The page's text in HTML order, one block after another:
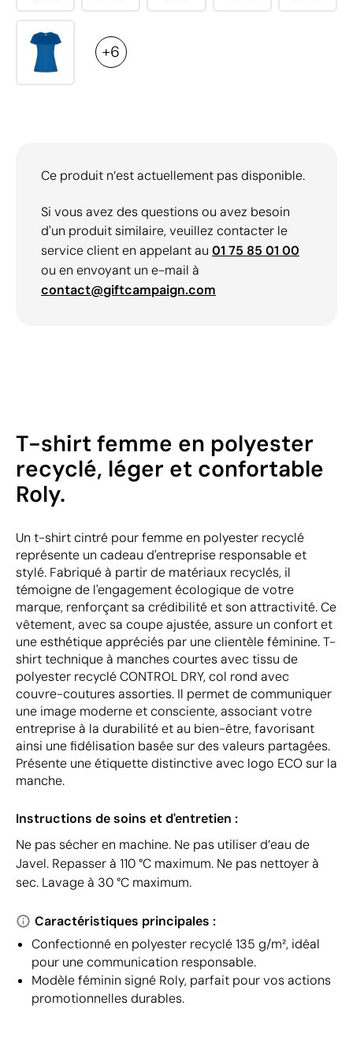
+6
Ce produit n’est actuellement pas disponible.
Si vous avez des questions ou avez besoin
d'un produit similaire, veuillez contacter le
service client en appelant au 01 75 85 01 00
ou en envoyant un e-mail à
contact@giftcampaign.com
T-shirt femme en polyester
recyclé, léger et confortable
Roly.
Un t-shirt cintré pour femme en polyester recyclé
représente un cadeau d'entreprise responsable et
stylé. Fabriqué à partir de matériaux recyclés, il
témoigne de l'engagement écologique de votre
marque, renforçant sa crédibilité et son attractivité. Ce
vêtement, avec sa coupe ajustée, assure un confort et
une esthétique appréciés par une clientèle féminine. T-
shirt technique à manches courtes avec tissu de
polyester recyclé CONTROL DRY, col rond avec
couvre-coutures assorties. Il permet de communiquer
une image moderne et consciente, associant votre
entreprise à la durabilité et au bien-être, favorisant
ainsi une fidélisation basée sur des valeurs partagées.
Présente une étiquette distinctive avec logo ECO sur la
manche.
Instructions de soins et d'entretien :
Ne pas sécher en machine. Ne pas utiliser d’eau de
Javel. Repasser à 110 °C maximum. Ne pas nettoyer à
sec. Lavage à 30 °C maximum.
Caractéristiques principales :
Confectionné en polyester recyclé 135 g/m², idéal
pour une communication responsable.
Modèle féminin signé Roly, parfait pour vos actions
promotionnelles durables.